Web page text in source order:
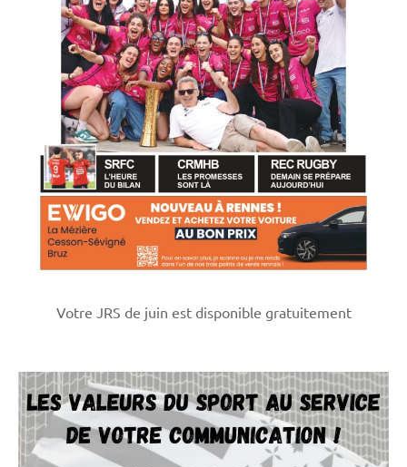
Votre JRS de juin est disponible gratuitement